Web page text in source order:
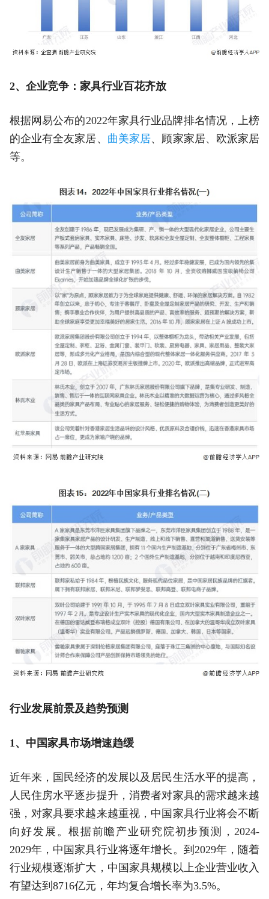
2、企业竞争：家具行业百花齐放
根据网易公布的2022年家具行业品牌排名情况，上榜
的企业有全友家居、 曲美家居、顾家家居、欧派家居
等。
行业发展前景及趋势预测
1、中国家具市场增速趋缓
近年来，国民经济的发展以及居民生活水平的提高，
人民住房水平逐步提升，消费者对家具的需求越来越
强，对家具要求越来越重视，中国家具行业将会不断
向好发展。根据前瞻产业研究院初步预测，2024-
2029年，中国家具行业将逐年增长。到2029年，随着
行业规模逐渐扩大，中国家具规模以上企业营业收入
有望达到8716亿元，年均复合增长率为3.5%。